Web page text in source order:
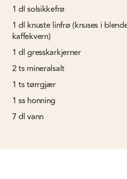
1dlsolsikkefrø
1dl knuste linfrø (knuses i
kaffekvern)
1dlgresskarkjerner
2ts mineralsalt
1tstørrgjær
1ss honning
7dlvann